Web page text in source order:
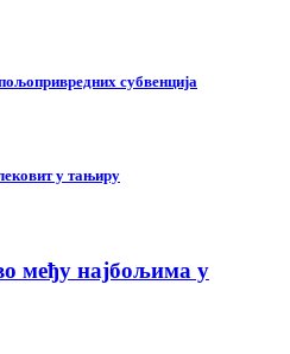
субвенција
у тањиру
међу најбољима у